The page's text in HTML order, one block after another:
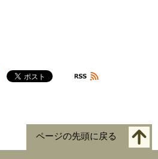
ページの先頭に戻る